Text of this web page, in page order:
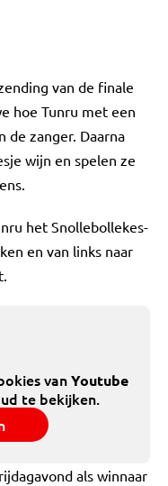
van de finale
hoe Tunru met een
de zanger. Daarna
wijn en spelen ze
het Snollebollekes-
en van links naar
vanYoutube
te bekijken.
als winnaar